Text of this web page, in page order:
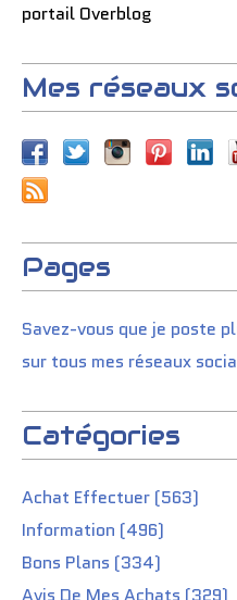
portail Overblog
Mes réseaux
Pages
Savez-vous que je poste
sur tous mes réseaux
Catégories
Achat Effectuer (563)
Information (496)
Bons Plans (334)